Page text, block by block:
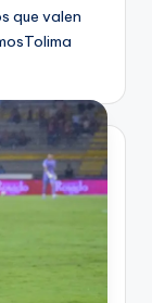
que valen